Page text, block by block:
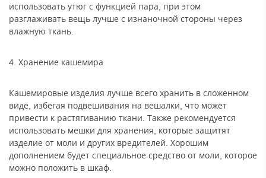
использовать утюг с функцией пара, при этом
разглаживать вещь лучше с изнаночной стороны через
влажную ткань.
4. Хранение кашемира
Кашемировые изделия лучше всего хранить в сложенном
виде, избегая подвешивания на вешалки, что может
привести к растягиванию ткани. Также рекомендуется
использовать мешки для хранения, которые защитят
изделие от моли и других вредителей. Хорошим
дополнением будет специальное средство от моли, которое
можно положить в шкаф.